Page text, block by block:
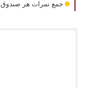
جمع نمرات هر صندوق 6948